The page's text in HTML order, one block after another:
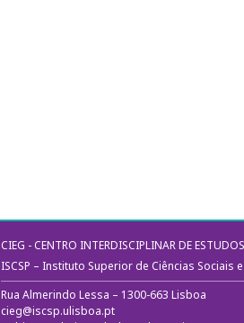
CIEG - CENTRO INTERDISCIPLINAR DE
ISCSP – Instituto Superior de Ciências Sociais
Rua Almerindo Lessa – 1300-663 Lisboa
cieg@iscsp.ulisboa.pt